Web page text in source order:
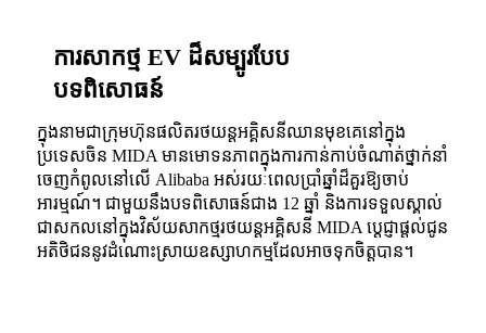
ការសាកថ្ម EV ដ៏សម្បូរបែប
បទពិសោធន៍
ក្នុងនាមជាក្រុមហ៊ុនផលិតរថយន្តអគ្គិសនីឈានមុខគេនៅក្នុង
ប្រទេសចិន MIDA មានមោទនភាពក្នុងការកាន់កាប់ចំណាត់ថ្នាក់នាំ
ចេញកំពូលនៅលើ Alibaba អស់រយៈពេលប្រាំឆ្នាំដ៏គួរឱ្យចាប់
អារម្មណ៍។ ជាមួយនឹងបទពិសោធន៍ជាង 12 ឆ្នាំ និងការទទួលស្គាល់
ជាសកលនៅក្នុងវិស័យសាកថ្មរថយន្តអគ្គិសនី MIDA ប្តេជ្ញាផ្តល់ជូន
អតិថិជននូវដំណោះស្រាយឧស្សាហកម្មដែលអាចទុកចិត្តបាន។